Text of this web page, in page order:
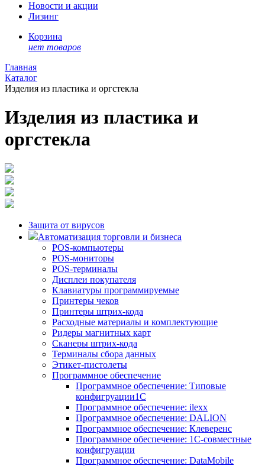
Новости и акции
Лизинг
Корзина
нет товаров
Главная
Каталог
Изделия из пластика и оргстекла
Изделия из пластика и
оргстекла
Защита от вирусов
Автоматизация торговли и бизнеса
POS-компьютеры
POS-мониторы
POS-терминалы
Дисплеи покупателя
Клавиатуры программируемые
Принтеры чеков
Принтеры штрих-кода
Расходные материалы и комплектующие
Ридеры магнитных карт
Сканеры штрих-кода
Терминалы сбора данных
Этикет-пистолеты
Программное обеспечение
Программное обеспечение: Типовые
конфигруации1С
Программное обеспечение: ilexx
Программное обеспечение: DALION
Программное обеспечение: Клеверенс
Программное обеспечение: 1С-совместные
конфигруации
Программное обеспечение: DataMobile